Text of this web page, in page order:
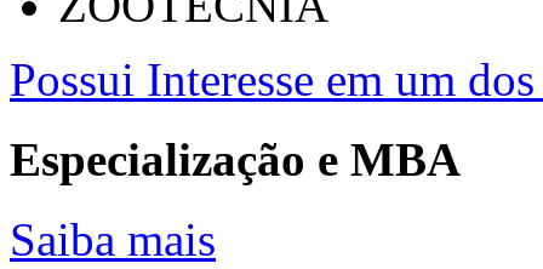
Possui Interesse em um
Especialização e MBA
Saiba mais